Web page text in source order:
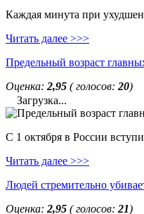
Каждая минута при
Читать далее >>>
Предельный возраст
Оценка: 2,95 ( голосов: 20)
Загрузка...
С 1 октября в России
Читать далее >>>
Людей стремительно
Оценка: 2,95 ( голосов: 21)